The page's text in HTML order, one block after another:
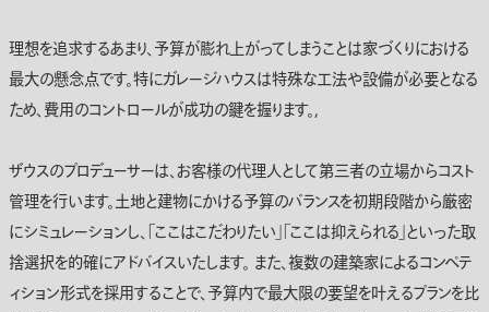
理想を追求するあまり、予算が膨れ上がってしまうことは家づくりにおける
最大の懸念点です。特にガレージハウスは特殊な工法や設備が必要となる
ため、費用のコントロールが成功の鍵を握ります。,
ザウスのプロデューサーは、お客様の代理人として第三者の立場からコスト
管理を行います。土地と建物にかける予算のバランスを初期段階から厳密
にシミュレーションし、「ここはこだわりたい」「ここは抑えられる」といった取
捨選択を的確にアドバイスいたします。 また、複数の建築家によるコンペテ
ィション形式を採用することで、予算内で最大限の要望を叶えるプランを比